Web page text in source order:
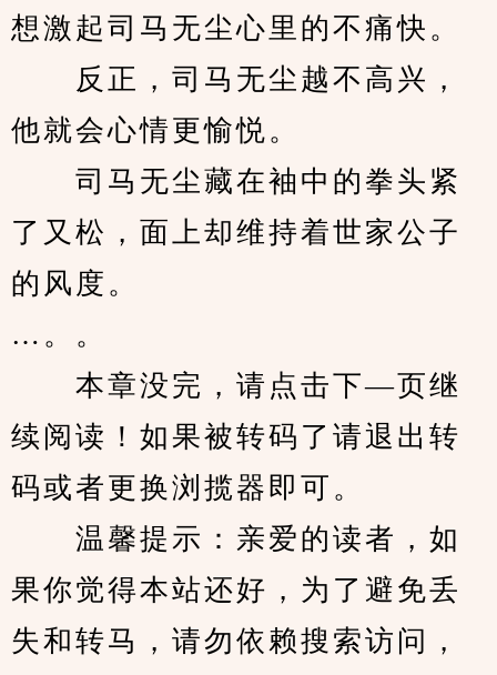
想激起司马无尘心里的不痛快。
反正，司马无尘越不高兴，
他就会心情更愉悦。
司马无尘藏在袖中的拳头紧
了又松，面上却维持着世家公子
的风度。
…。。
本章没完，请点击下—页继
续阅读！如果被转码了请退出转
码或者更换浏揽器即可。
温馨提示：亲爱的读者，如
果你觉得本站还好，为了避免丢
失和转马，请勿依赖搜索访问，